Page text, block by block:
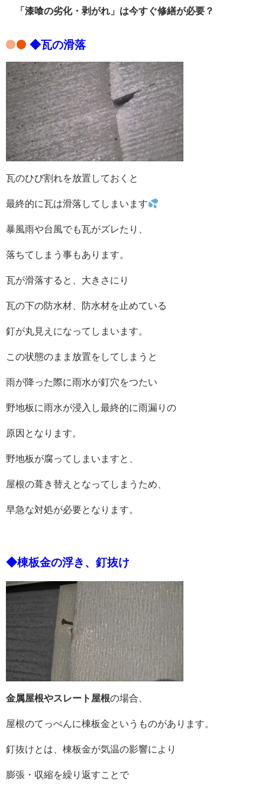
「漆喰の劣化・剥がれ」は今すぐ修繕が必要？
◆瓦の滑落
瓦のひび割れを放置しておくと
最終的に瓦は滑落してしまいます
暴風雨や台風でも瓦がズレたり、
落ちてしまう事もあります。
瓦が滑落すると、大きさにり
瓦の下の防水材、防水材を止めている
釘が丸見えになってしまいます。
この状態のまま放置をしてしまうと
雨が降った際に雨水が釘穴をつたい
野地板に雨水が浸入し最終的に雨漏りの
原因となります。
野地板が腐ってしまいますと、
屋根の葺き替えとなってしまうため、
早急な対処が必要となります。
◆棟板金の浮き、釘抜け
金属屋根やスレート屋根の場合、
屋根のてっぺんに棟板金というものがあります。
釘抜けとは、棟板金が気温の影響により
膨張・収縮を繰り返すことで